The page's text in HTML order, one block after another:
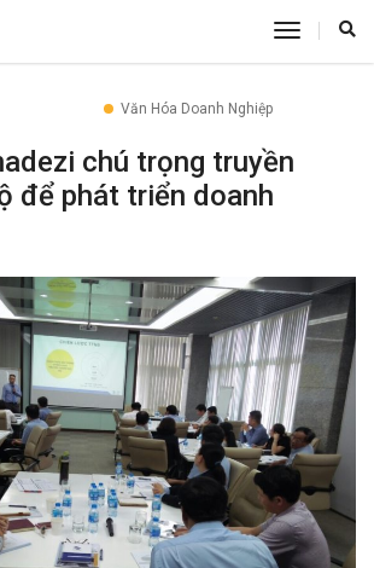
toggle
Văn Hóa Doanh Nghiệp
chú trọng truyền
để phát triển doanh